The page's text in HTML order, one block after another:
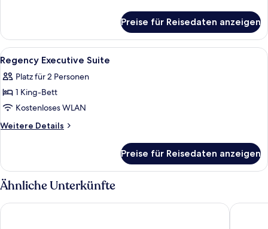
Access
anzeigen
King
Bed
With
Club
Access
Preise für Reisedaten anzeigen
Alle
Fotos
für
Regency
Executive
Suite
Ein Hotelzimmer mit einem Bett,
7
Regency Executive Suite
Platz für 2 Personen
1 King-Bett
Kostenloses WLAN
Weitere Details
Weitere
Executive
Suite
Preise für Reisedaten anzeigen
Ähnliche Unterkünfte
Crowne Plaza Belgrade by IHG Hilton